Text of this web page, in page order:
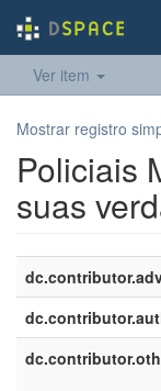
Ver item
Mostrar registro
Policiais
suas